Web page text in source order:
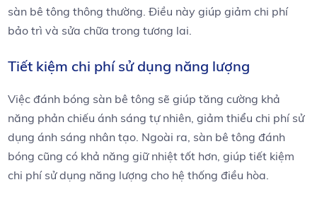
sàn bê tông thông thường. Điều này giúp giảm chi phí
bảo trì và sửa chữa trong tương lai.
Tiết kiệm chi phí sử dụng năng lượng
Việc đánh bóng sàn bê tông sẽ giúp tăng cường khả
năng phản chiếu ánh sáng tự nhiên, giảm thiểu chi phí sử
dụng ánh sáng nhân tạo. Ngoài ra, sàn bê tông đánh
bóng cũng có khả năng giữ nhiệt tốt hơn, giúp tiết kiệm
chi phí sử dụng năng lượng cho hệ thống điều hòa.